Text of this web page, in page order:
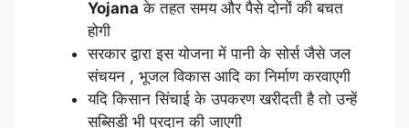
Yojana के तहत समय और पैसे दोनों की बचत
होगी
सरकार द्वारा इस योजना में पानी के सोर्स जैसे जल
संचयन , भूजल विकास आदि का निर्माण करवाएगी
यदि किसान सिंचाई के उपकरण खरीदती है तो उन्हें
सब्सिडी भी प्रदान की जाएगी